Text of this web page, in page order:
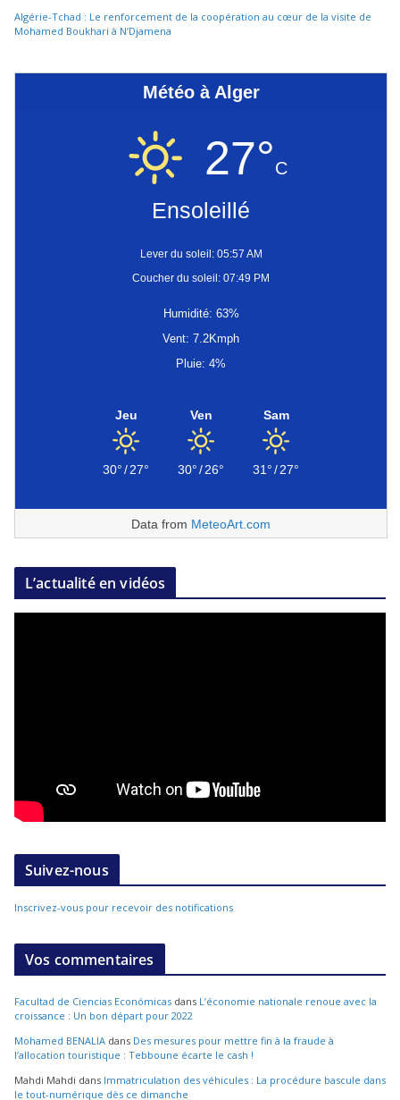
Algérie-Tchad : Le renforcement de la coopération au cœur de la visite de
Mohamed Boukhari à N’Djamena
Météo à Alger
27°C
Ensoleillé
Lever du soleil: 05:57 AM
Coucher du soleil: 07:49 PM
Humidité: 63%
Vent: 7.2Kmph
Pluie: 4%
Jeu
30°/27°
Ven
30°/26°
Sam
31°/27°
Data from MeteoArt.com
L’actualité en vidéos
Suivez-nous
Inscrivez-vous pour recevoir des notifications
Vos commentaires
Facultad de Ciencias Económicas dans L’économie nationale renoue avec la
croissance : Un bon départ pour 2022
Mohamed BENALIA dans Des mesures pour mettre fin à la fraude à
l’allocation touristique : Tebboune écarte le cash !
Mahdi Mahdi dans Immatriculation des véhicules : La procédure bascule dans
le tout-numérique dès ce dimanche